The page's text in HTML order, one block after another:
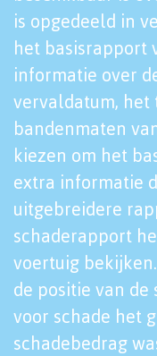
is opgedeeld in
het basisrapport
informatie over
vervaldatum, het
bandenmaten
kiezen om het
extra informatie
uitgebreidere
schaderapport
voertuig
de positie van de
voor schade het
schadebedrag